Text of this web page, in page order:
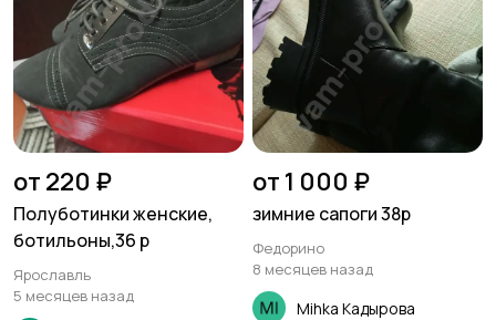
от 220 ₽
Полуботинки женские,
ботильоны,36 р
Ярославль
5 месяцев назад
от 1 000 ₽
зимние сапоги 38р
Федорино
8 месяцев назад
Mihka Кадырова